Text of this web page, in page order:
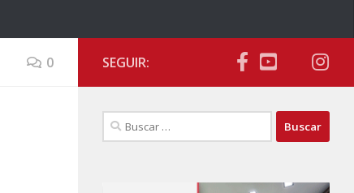
0 SEGUIR:
Buscar: